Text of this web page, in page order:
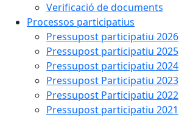
Verificació de documents
Processos participatius
Pressupost participatiu 2026
Pressupost participatiu 2025
Pressupost participatiu 2024
Pressupost Participatiu 2023
Pressupost Participatiu 2022
Pressupost participatiu 2021